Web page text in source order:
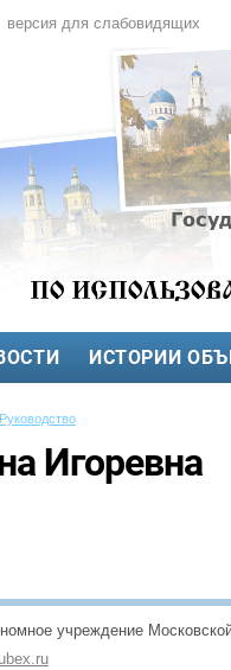
версия для слабовидящих
ИСТОРИИ
Руководство
Игоревна
учреждение